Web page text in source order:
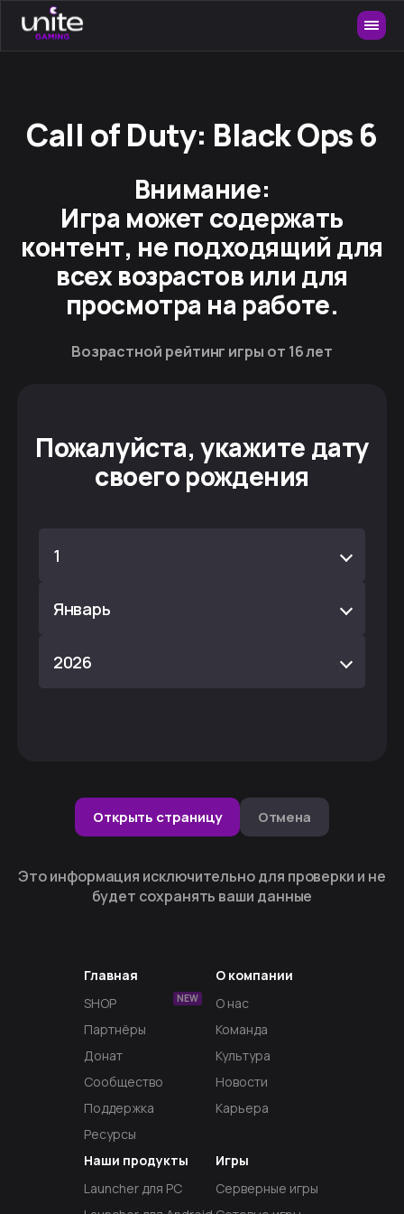
Call of Duty: Black Ops 6
Внимание:
Игра может содержать
контент, не подходящий для
всех возрастов или для
просмотра на работе.
Возрастной рейтинг игры от 16 лет
Пожалуйста, укажите дату
своего рождения
1
Январь
2026
Открыть страницу Отмена
Это информация исключительно для проверки и не
будет сохранять ваши данные
Главная
SHOP
NEW
Партнёры
Донат
Сообщество
Поддержка
Ресурсы
Наши продукты
Launcher для PC
Игры
Серверные игры
О компании
О нас
Команда
Культура
Новости
Карьера